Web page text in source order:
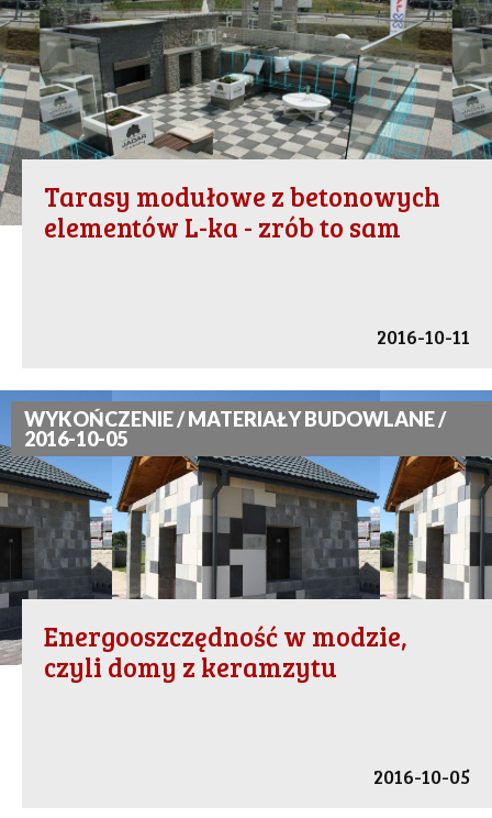
Tarasy modułowe z betonowych
elementów L-ka - zrób to sam
2016-10-11
WYKOŃCZENIE / MATERIAŁY BUDOWLANE /
2016-10-05
Energooszczędność w modzie,
czyli domy z keramzytu
2016-10-05